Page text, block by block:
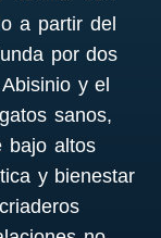
a partir del
por dos
y el
sanos,
bajo altos
y bienestar